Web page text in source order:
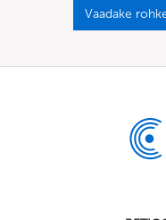
Vaadake